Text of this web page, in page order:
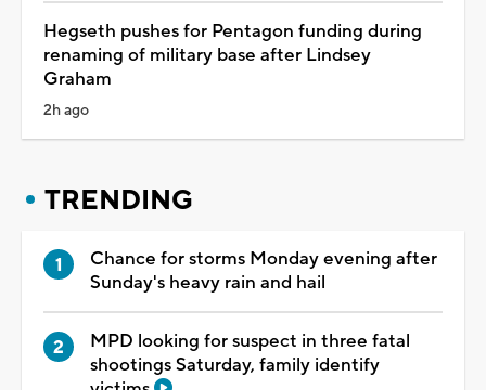
Hegseth pushes for Pentagon funding during
renaming of military base after Lindsey
Graham
2h ago
TRENDING
Chance for storms Monday evening after
Sunday's heavy rain and hail
MPD looking for suspect in three fatal
shootings Saturday, family identify